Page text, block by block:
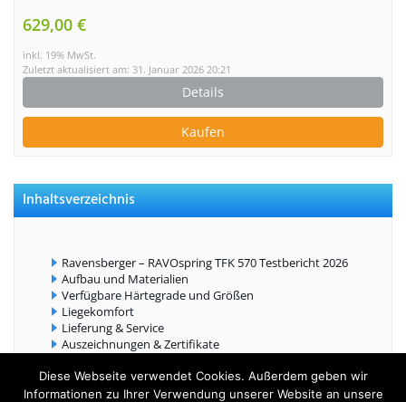
629,00 €
inkl. 19% MwSt.
Zuletzt aktualisiert am: 31. Januar 2026 20:21
Details
Kaufen
Inhaltsverzeichnis
Ravensberger – RAVOspring TFK 570 Testbericht 2026
Aufbau und Materialien
Verfügbare Härtegrade und Größen
Liegekomfort
Lieferung & Service
Auszeichnungen & Zertifikate
Diese Webseite verwendet Cookies. Außerdem geben wir
Informationen zu Ihrer Verwendung unserer Website an unsere